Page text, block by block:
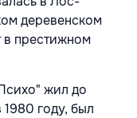
деревенском
в престижном
жил до
году, был